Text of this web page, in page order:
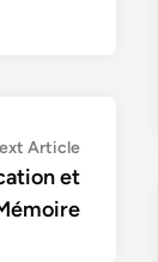
ArticleNext
article:
et